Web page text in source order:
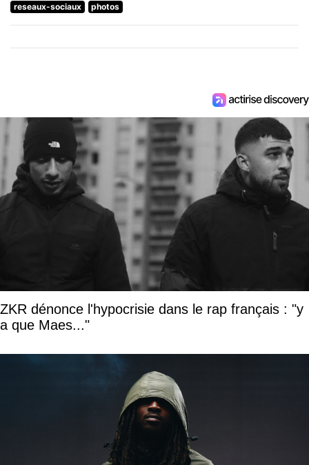
reseaux-sociaux
photos
ZKR dénonce l'hypocrisie dans le rap français : "y
a que Maes..."